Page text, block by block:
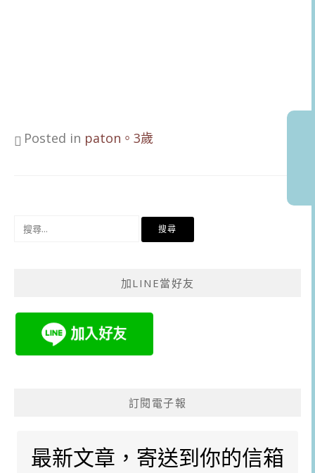
Posted in paton。3歲
加LINE當好友
訂閱電子報
最新文章，寄送到你的信箱